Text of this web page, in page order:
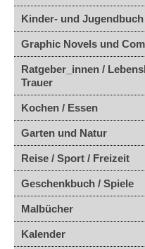
Kinder- und Jugendbuch
Graphic Novels und
Ratgeber_innen /
Trauer
Kochen / Essen
Garten und Natur
Reise / Sport / Freizeit
Geschenkbuch / Spiele
Malbücher
Kalender